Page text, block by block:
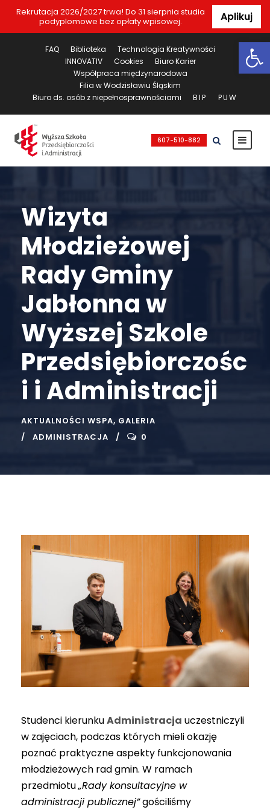
Rekrutacja 2026/2027 trwa! Do 31 sierpnia studia
podyplomowe bez opłaty wpisowej.
Aplikuj
FAQ Biblioteka
Technologia Kreatywności
INNOVATIV
Cookies
Biuro Karier
Współpraca międzynarodowa
Filia w Wodzisławiu Śląskim
Biuro ds. osób z niepełnosprawnościami
BIP PUW
607-510-882
Wizyta
Młodzieżowej
Rady Gminy
Jabłonna w
Wyższej Szkole
Przedsiębiorczośc
i i Administracji
AKTUALNOŚCI WSPA, GALERIA
ADMINISTRACJA
0
Studenci kierunkuAdministracja uczestniczyli
w zajęciach, podczas których mieli okazję
poznać praktyczne aspekty funkcjonowania
młodzieżowych rad gmin. W ramach
przedmiotu„Rady konsultacyjne w
administracji publicznej”gościliśmy